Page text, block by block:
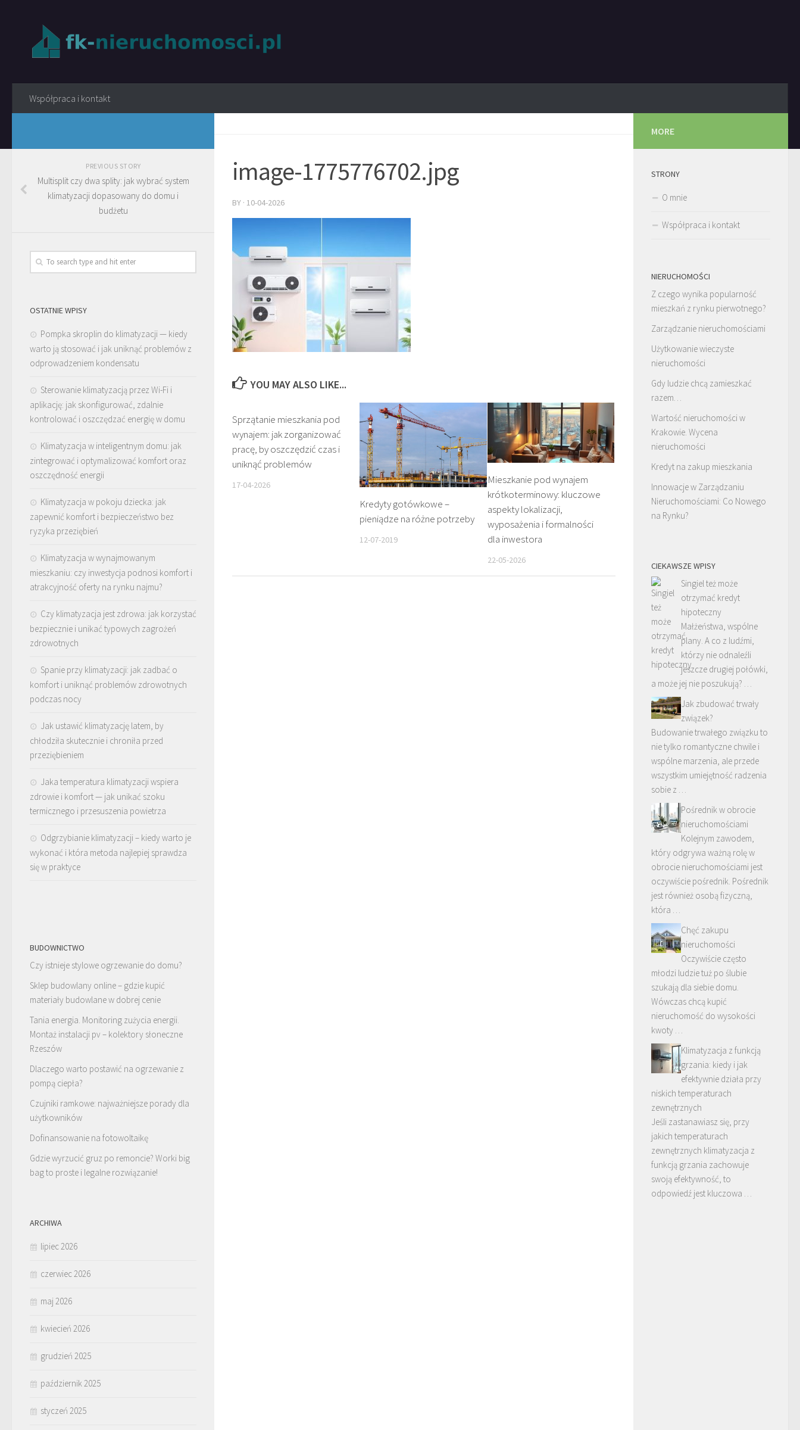
Współpraca i kontakt
image-1775776702.jpg
BY · 10-04-2026
YOU MAY ALSO LIKE...
Sprzątanie mieszkania pod
wynajem: jak zorganizować
pracę, by oszczędzić czas i
uniknąć problemów
17-04-2026
Kredyty gotówkowe –
pieniądze na różne potrzeby
12-07-2019
Mieszkanie pod wynajem
krótkoterminowy: kluczowe
aspekty lokalizacji,
wyposażenia i formalności
dla inwestora
22-05-2026
PREVIOUS STORY
Multisplit czy dwa splity: jak wybrać system
klimatyzacji dopasowany do domu i
budżetu
OSTATNIE WPISY
Pompka skroplin do klimatyzacji — kiedy
warto ją stosować i jak uniknąć problemów z
odprowadzeniem kondensatu
Sterowanie klimatyzacją przez Wi-Fi i
aplikację: jak skonfigurować, zdalnie
kontrolować i oszczędzać energię w domu
Klimatyzacja w inteligentnym domu: jak
zintegrować i optymalizować komfort oraz
oszczędność energii
Klimatyzacja w pokoju dziecka: jak
zapewnić komfort i bezpieczeństwo bez
ryzyka przeziębień
Klimatyzacja w wynajmowanym
mieszkaniu: czy inwestycja podnosi komfort i
atrakcyjność oferty na rynku najmu?
Czy klimatyzacja jest zdrowa: jak korzystać
bezpiecznie i unikać typowych zagrożeń
zdrowotnych
Spanie przy klimatyzacji: jak zadbać o
komfort i uniknąć problemów zdrowotnych
podczas nocy
Jak ustawić klimatyzację latem, by
chłodziła skutecznie i chroniła przed
przeziębieniem
Jaka temperatura klimatyzacji wspiera
zdrowie i komfort — jak unikać szoku
termicznego i przesuszenia powietrza
Odgrzybianie klimatyzacji – kiedy warto je
wykonać i która metoda najlepiej sprawdza
się w praktyce
BUDOWNICTWO
Czy istnieje stylowe ogrzewanie do domu?
Sklep budowlany online – gdzie kupić
materiały budowlane w dobrej cenie
Tania energia. Monitoring zużycia energii.
Montaż instalacji pv – kolektory słoneczne
Rzeszów
Dlaczego warto postawić na ogrzewanie z
pompą ciepła?
Czujniki ramkowe: najważniejsze porady dla
użytkowników
Dofinansowanie na fotowoltaikę
Gdzie wyrzucić gruz po remoncie? Worki big
bag to proste i legalne rozwiązanie!
ARCHIWA
lipiec 2026
czerwiec 2026
maj 2026
kwiecień 2026
grudzień 2025
październik 2025
styczeń 2025
MORE
STRONY
O mnie
Współpraca i kontakt
NIERUCHOMOŚCI
Z czego wynika popularność
mieszkań z rynku pierwotnego?
Zarządzanie nieruchomościami
Użytkowanie wieczyste
nieruchomości
Gdy ludzie chcą zamieszkać
razem…
Wartość nieruchomości w
Krakowie. Wycena
nieruchomości
Kredyt na zakup mieszkania
Innowacje w Zarządzaniu
Nieruchomościami: Co Nowego
na Rynku?
CIEKAWSZE WPISY
Singiel też może
otrzymać kredyt
hipoteczny
Małżeństwa, wspólne
plany. A co z ludźmi,
którzy nie odnaleźli
jeszcze drugiej połówki,
a może jej nie poszukują? …
Jak zbudować trwały
związek?
Budowanie trwałego związku to
nie tylko romantyczne chwile i
wspólne marzenia, ale przede
wszystkim umiejętność radzenia
sobie z …
Pośrednik w obrocie
nieruchomościami
Kolejnym zawodem,
który odgrywa ważną rolę w
obrocie nieruchomościami jest
oczywiście pośrednik. Pośrednik
jest również osobą fizyczną,
która …
Chęć zakupu
nieruchomości
Oczywiście często
młodzi ludzie tuż po ślubie
szukają dla siebie domu.
Wówczas chcą kupić
nieruchomość do wysokości
kwoty …
Klimatyzacja z funkcją
grzania: kiedy i jak
efektywnie działa przy
niskich temperaturach
zewnętrznych
Jeśli zastanawiasz się, przy
jakich temperaturach
zewnętrznych klimatyzacja z
funkcją grzania zachowuje
swoją efektywność, to
odpowiedź jest kluczowa …